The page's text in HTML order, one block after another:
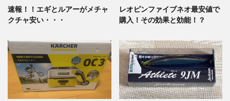
速報！！エギとルアーがメチャ
クチャ安い・・・
レオピンファイブネオ最安値で
購入！その効果と効能！？